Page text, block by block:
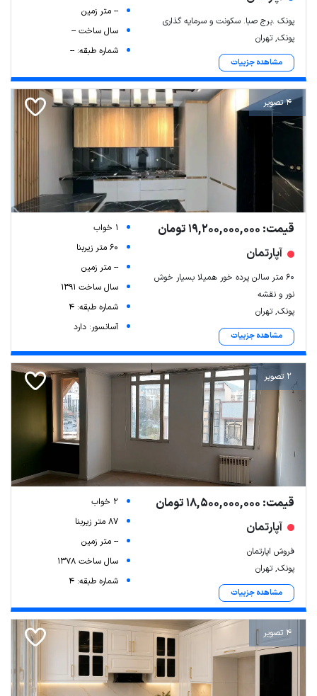
| Map data © ariamarz.com
پونک .برج صبا. سکونت و سرمایه گذاری
پونک, تهران
مشاهده جزییات
-- متر زمین
سال ساخت --
شماره طبقه: --
4 تصویر
قیمت: 19,200,000,000 تومان
آپارتمان
۶۰ متر سالن پرده خور همیلا بسیار خوش
نور و نقشه
پونک, تهران
مشاهده جزییات
1 خواب
60 متر زیربنا
-- متر زمین
سال ساخت 1391
شماره طبقه: 4
آسانسور: دارد
2 تصویر
قیمت: 18,500,000,000 تومان
آپارتمان
فروش اپارتمان
پونک, تهران
مشاهده جزییات
2 خواب
87 متر زیربنا
-- متر زمین
سال ساخت 1378
شماره طبقه: 4
4 تصویر